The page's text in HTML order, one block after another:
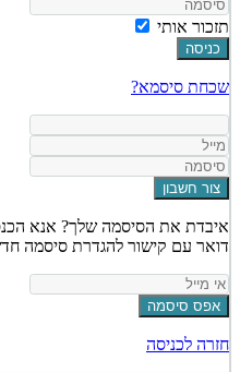
תזכור אותי
כניסה
שכחת סיסמא?
צור חשבון
איבדת את הסיסמה שלך? אנא
דואר עם קישור להגדרת סיסמה
אפס סיסמה
חזרה לכניסה